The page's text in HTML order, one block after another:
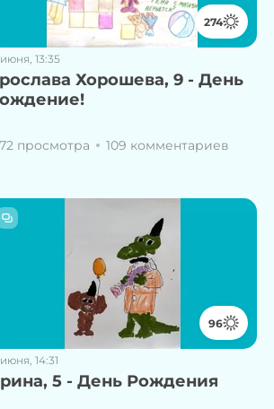
274
июня, 13:35
Хорошева, 9 - День
просмотра 109 комментариев
96
14:31
5 - День Рождения